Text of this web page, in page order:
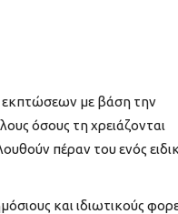
εκπτώσεων με βάση την
όσους τη χρειάζονται
πέραν του ενός
και ιδιωτικούς